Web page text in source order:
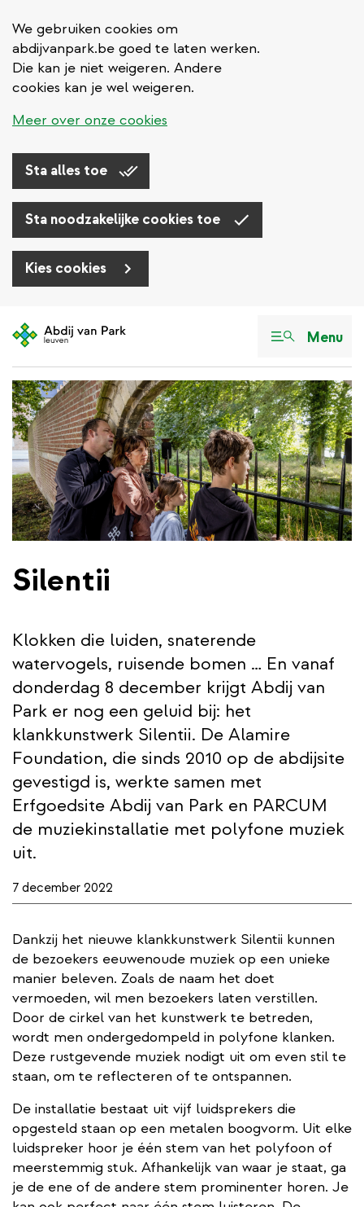
We gebruiken cookies om
abdijvanpark.be goed te laten werken.
Die kan je niet weigeren. Andere
cookies kan je wel weigeren.
Meer over onze cookies
Sta alles toe
Sta noodzakelijke cookies toe
Kies cookies
en
de
inhoud
gaan
Menu
Silentii
Klokken die luiden, snaterende
watervogels, ruisende bomen … En vanaf
donderdag 8 december krijgt Abdij van
Park er nog een geluid bij: het
klankkunstwerk Silentii. De Alamire
Foundation, die sinds 2010 op de abdijsite
gevestigd is, werkte samen met
Erfgoedsite Abdij van Park en PARCUM
de muziekinstallatie met polyfone muziek
uit.
7 december 2022
Dankzij het nieuwe klankkunstwerk Silentii kunnen
de bezoekers eeuwenoude muziek op een unieke
manier beleven. Zoals de naam het doet
vermoeden, wil men bezoekers laten verstillen.
Door de cirkel van het kunstwerk te betreden,
wordt men ondergedompeld in polyfone klanken.
Deze rustgevende muziek nodigt uit om even stil te
staan, om te reflecteren of te ontspannen.
De installatie bestaat uit vijf luidsprekers die
opgesteld staan op een metalen boogvorm. Uit elke
luidspreker hoor je één stem van het polyfoon of
meerstemmig stuk. Afhankelijk van waar je staat, ga
je de ene of de andere stem prominenter horen. Je